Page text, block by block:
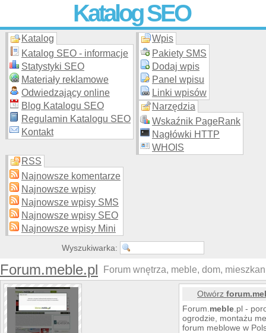
Katalog SEO
Skuteczna i promocja stron WWW –
moderowanego katalogu za darmo!
Katalog
Katalog SEO - informacje
Statystyki SEO
Materiały reklamowe
Odwiedzający online
Blog Katalogu SEO
Regulamin Katalogu SEO
Kontakt
Wpis
Pakiety SMS
Dodaj wpis
Panel wpisu
Linki wpisów
Narzędzia
Wskaźnik PageRank
Nagłówki HTTP
WHOIS
RSS
Najnowsze komentarze
Najnowsze wpisy
Najnowsze wpisy SMS
Najnowsze wpisy SEO
Najnowsze wpisy Mini
Wyszukiwarka:
Forum.meble.pl Forum wnętrza, meble, dom,
Otwórz
Forum. meble .pl -
ogrodzie, montażu
forum meblowe w